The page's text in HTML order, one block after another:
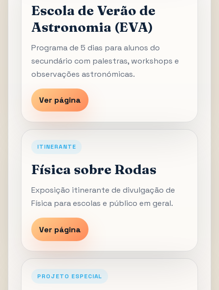
Escola de Verão de
Astronomia (EVA)
Programa de 5 dias para alunos do
secundário com palestras, workshops e
observações astronómicas.
Ver página
ITINERANTE
Física sobre Rodas
Exposição itinerante de divulgação de
Física para escolas e público em geral.
Ver página
PROJETO ESPECIAL